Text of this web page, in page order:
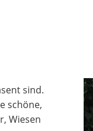
sind.
schöne,
Wiesen